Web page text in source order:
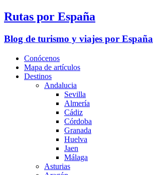
Rutas por España
Blog de turismo y viajes por España
Conócenos
Mapa de artículos
Destinos
Andalucia
Sevilla
Almería
Cádiz
Córdoba
Granada
Huelva
Jaen
Málaga
Asturias